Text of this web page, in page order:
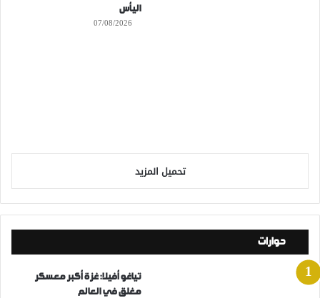
اليأس
07/08/2026
تحميل المزيد
حوارات
تياغو أفيلا: غزة أكبر معسكر
مغلق في العالم